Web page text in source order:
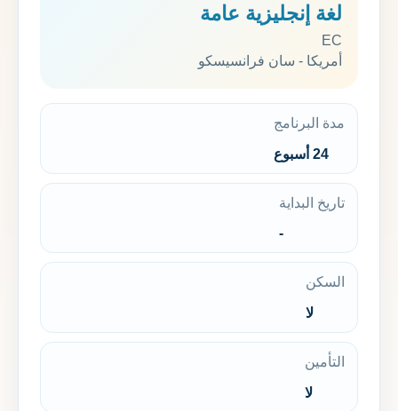
لغة إنجليزية عامة
EC
أمريكا - سان فرانسيسكو
مدة البرنامج
24 أسبوع
تاريخ البداية
-
السكن
لا
التأمين
لا